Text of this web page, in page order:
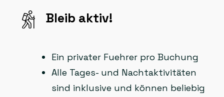
Bleib aktiv!
Ein privater Fuehrer pro Buchung
Alle Tages- und Nachtaktivitäten
sind inklusive und können beliebig